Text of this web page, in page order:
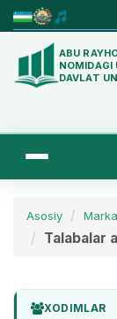
ABU
NOMIDAGI
DAVLAT
Asosiy
Talabalar
XODIMLAR